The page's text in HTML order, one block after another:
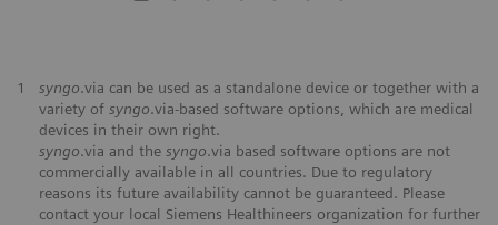
1 syngo.via can be used as a standalone device or together with a
variety of syngo.via-based software options, which are medical
devices in their own right.
syngo.via and the syngo.via based software options are not
commercially available in all countries. Due to regulatory
reasons its future availability cannot be guaranteed. Please
contact your local Siemens Healthineers organization for further